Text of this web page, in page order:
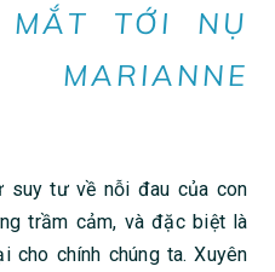
TỚI NỤ
suy tư về nỗi đau của con
trầm cảm, và đặc biệt là
cho chính chúng ta. Xuyên